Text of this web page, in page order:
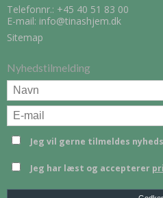
Telefonnr.: +45 40 51 83 00
E-mail: info@tinashjem.dk
Sitemap
Nyhedstilmelding
Jeg vil gerne tilmeldes
Jeg har læst og accepterer